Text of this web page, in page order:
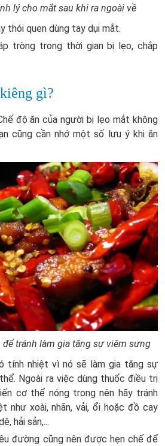
lý cho mắt sau khi ra ngoài về
thói quen dùng tay dụi mắt.
tròng trong thời gian bị lẹo, chắp
gì?
độ ăn của người bị lẹo mắt không
cũng cần nhớ một số lưu ý khi ăn
để tránh làm gia tăng sự viêm sưng
tính nhiệt vì nó sẽ làm gia tăng sự
Ngoài ra việc dùng thuốc điều trị
cơ thể nóng trong nên hãy tránh
như xoài, nhãn, vải, ổi hoặc đồ cay
hải sản,...
đường cũng nên được hẹn chế để